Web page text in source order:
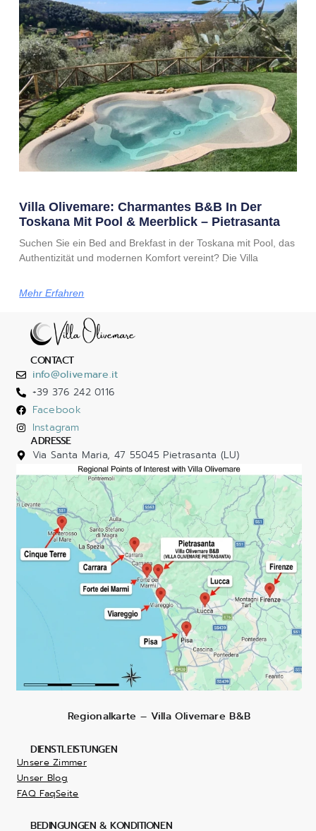
Villa Olivemare: Charmantes B&B In Der
Toskana Mit Pool & Meerblick – Pietrasanta
Suchen Sie ein Bed and Brekfast in der Toskana mit Pool, das
Authentizität und modernen Komfort vereint? Die Villa
Mehr Erfahren
CONTACT
info@olivemare.it
+39 376 242 0116
Facebook
Instagram
ADRESSE
Via Santa Maria, 47 55045 Pietrasanta (LU)
Regionalkarte – Villa Olivemare B&B
DIENSTLEISTUNGEN
Unsere Zimmer
Unser Blog
FAQ FaqSeite
BEDINGUNGEN & KONDITIONEN